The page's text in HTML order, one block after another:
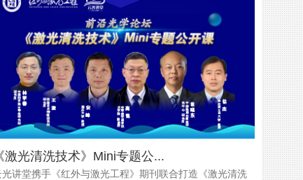
《激光清洗技术》Mini专题公...
光讲堂携手《红外与激光工程》期刊联合打造《激光清洗